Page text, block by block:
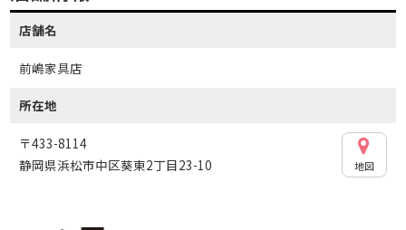
店舗名
前嶋家具店
所在地
〒433-8114
静岡県浜松市中区葵東2丁目23-10
地図